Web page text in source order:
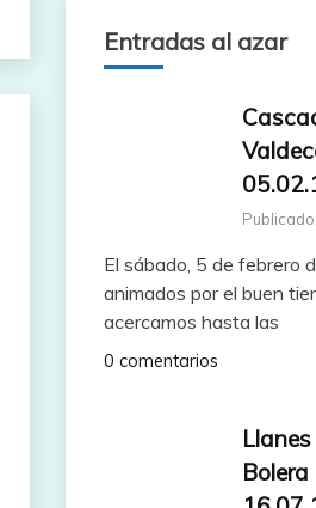
Entradas al azar
El sábado, 5 de febrero
animados por el buen
acercamos hasta las
0 comentarios